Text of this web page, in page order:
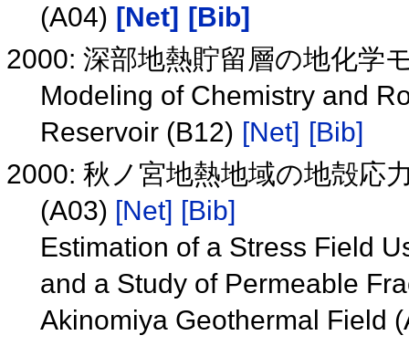
(A04) [Net] [Bib]
2000: 深部地熱貯留層の地化学
Modeling of Chemistry and
Reservoir (B12) [Net] [Bib]
2000: 秋ノ宮地熱地域の地殻応
(A03) [Net] [Bib]
Estimation of a Stress Field
and a Study of Permeable
Akinomiya Geothermal Field